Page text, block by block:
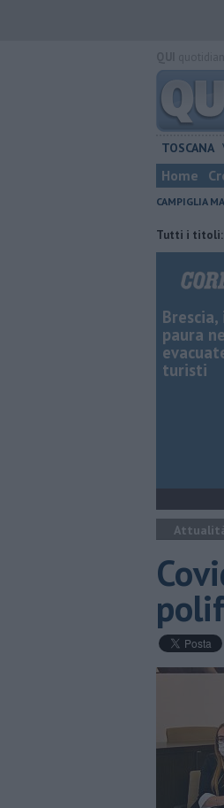
TOSCANA
Home
CAMPIGLIA
Tutti i titoli:
Lavori in via Cerrini,
paura
turisti